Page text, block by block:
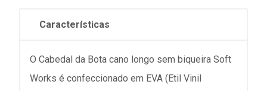
Características
O Cabedal da Bota cano longo sem biqueira Soft
Works é confeccionado em EVA (Etil Vinil